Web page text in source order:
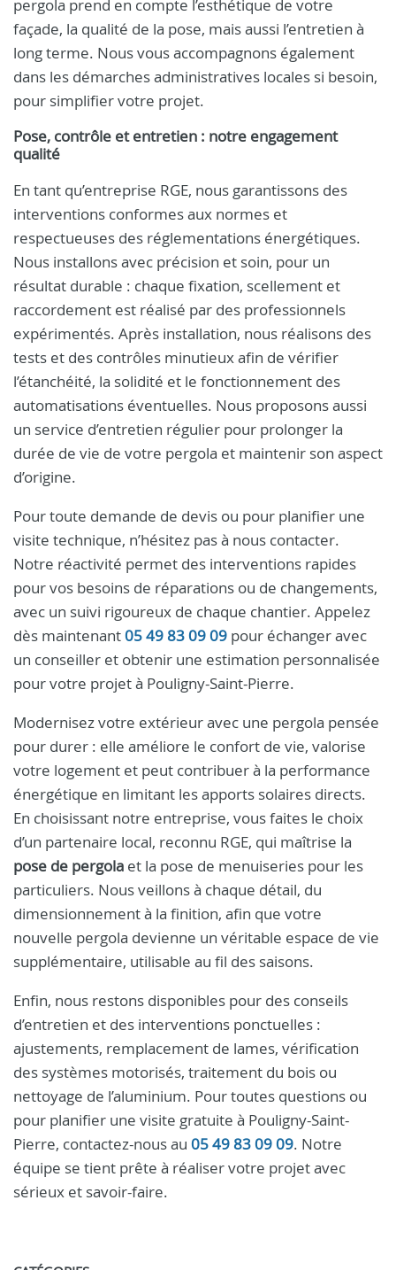
pergola prend en compte l’esthétique de votre
façade, la qualité de la pose, mais aussi l’entretien à
long terme. Nous vous accompagnons également
dans les démarches administratives locales si besoin,
pour simplifier votre projet.
Pose, contrôle et entretien : notre engagement
qualité
En tant qu’entreprise RGE, nous garantissons des
interventions conformes aux normes et
respectueuses des réglementations énergétiques.
Nous installons avec précision et soin, pour un
résultat durable : chaque fixation, scellement et
raccordement est réalisé par des professionnels
expérimentés. Après installation, nous réalisons des
tests et des contrôles minutieux afin de vérifier
l’étanchéité, la solidité et le fonctionnement des
automatisations éventuelles. Nous proposons aussi
un service d’entretien régulier pour prolonger la
durée de vie de votre pergola et maintenir son aspect
d’origine.
Pour toute demande de devis ou pour planifier une
visite technique, n’hésitez pas à nous contacter.
Notre réactivité permet des interventions rapides
pour vos besoins de réparations ou de changements,
avec un suivi rigoureux de chaque chantier. Appelez
dès maintenant05 49 83 09 09 pour échanger avec
un conseiller et obtenir une estimation personnalisée
pour votre projet à Pouligny-Saint-Pierre.
Modernisez votre extérieur avec une pergola pensée
pour durer : elle améliore le confort de vie, valorise
votre logement et peut contribuer à la performance
énergétique en limitant les apports solaires directs.
En choisissant notre entreprise, vous faites le choix
d’un partenaire local, reconnu RGE, qui maîtrise la
pose de pergola et la pose de menuiseries pour les
particuliers. Nous veillons à chaque détail, du
dimensionnement à la finition, afin que votre
nouvelle pergola devienne un véritable espace de vie
supplémentaire, utilisable au fil des saisons.
Enfin, nous restons disponibles pour des conseils
d’entretien et des interventions ponctuelles :
ajustements, remplacement de lames, vérification
des systèmes motorisés, traitement du bois ou
nettoyage de l’aluminium. Pour toutes questions ou
pour planifier une visite gratuite à Pouligny-Saint-
Pierre, contactez-nous au 05 49 83 09 09. Notre
équipe se tient prête à réaliser votre projet avec
sérieux et savoir-faire.